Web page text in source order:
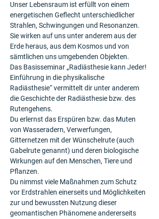
Unser Lebensraum ist erfüllt von einem
energetischen Geflecht unterschiedlicher
Strahlen, Schwingungen und Resonanzen.
Sie wirken auf uns unter anderem aus der
Erde heraus, aus dem Kosmos und von
sämtlichen uns umgebenden Objekten.
Das Basisseminar „Radiästhesie kann Jeder!
Einführung in die physikalische
Radiästhesie“ vermittelt dir unter anderem
die Geschichte der Radiästhesie bzw. des
Rutengehens.
Du erlernst das Erspüren bzw. das Muten
von Wasseradern, Verwerfungen,
Gitternetzen mit der Wünschelrute (auch
Gabelrute genannt) und deren biologische
Wirkungen auf den Menschen, Tiere und
Pflanzen.
Du nimmst viele Maßnahmen zum Schutz
vor Erdstrahlen einerseits und Möglichkeiten
zur und bewussten Nutzung dieser
geomantischen Phänomene andererseits